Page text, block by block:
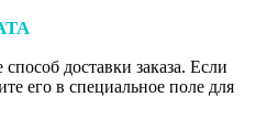
доставки заказа. Если
его в специальное поле для